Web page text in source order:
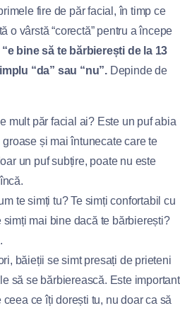
fire de păr facial, în timp ce
o vârstă “corectă” pentru a începe
“e bine să te bărbierești de la 13
“da” sau “nu”. Depinde de
mult păr facial ai? Este un puf abia
și mai întunecate care te
un puf subțire, poate nu este
te simți tu? Te simți confortabil cu
mai bine dacă te bărbierești?
băieții se simt presați de prieteni
să se bărbierească. Este important
ce îți dorești tu, nu doar ca să